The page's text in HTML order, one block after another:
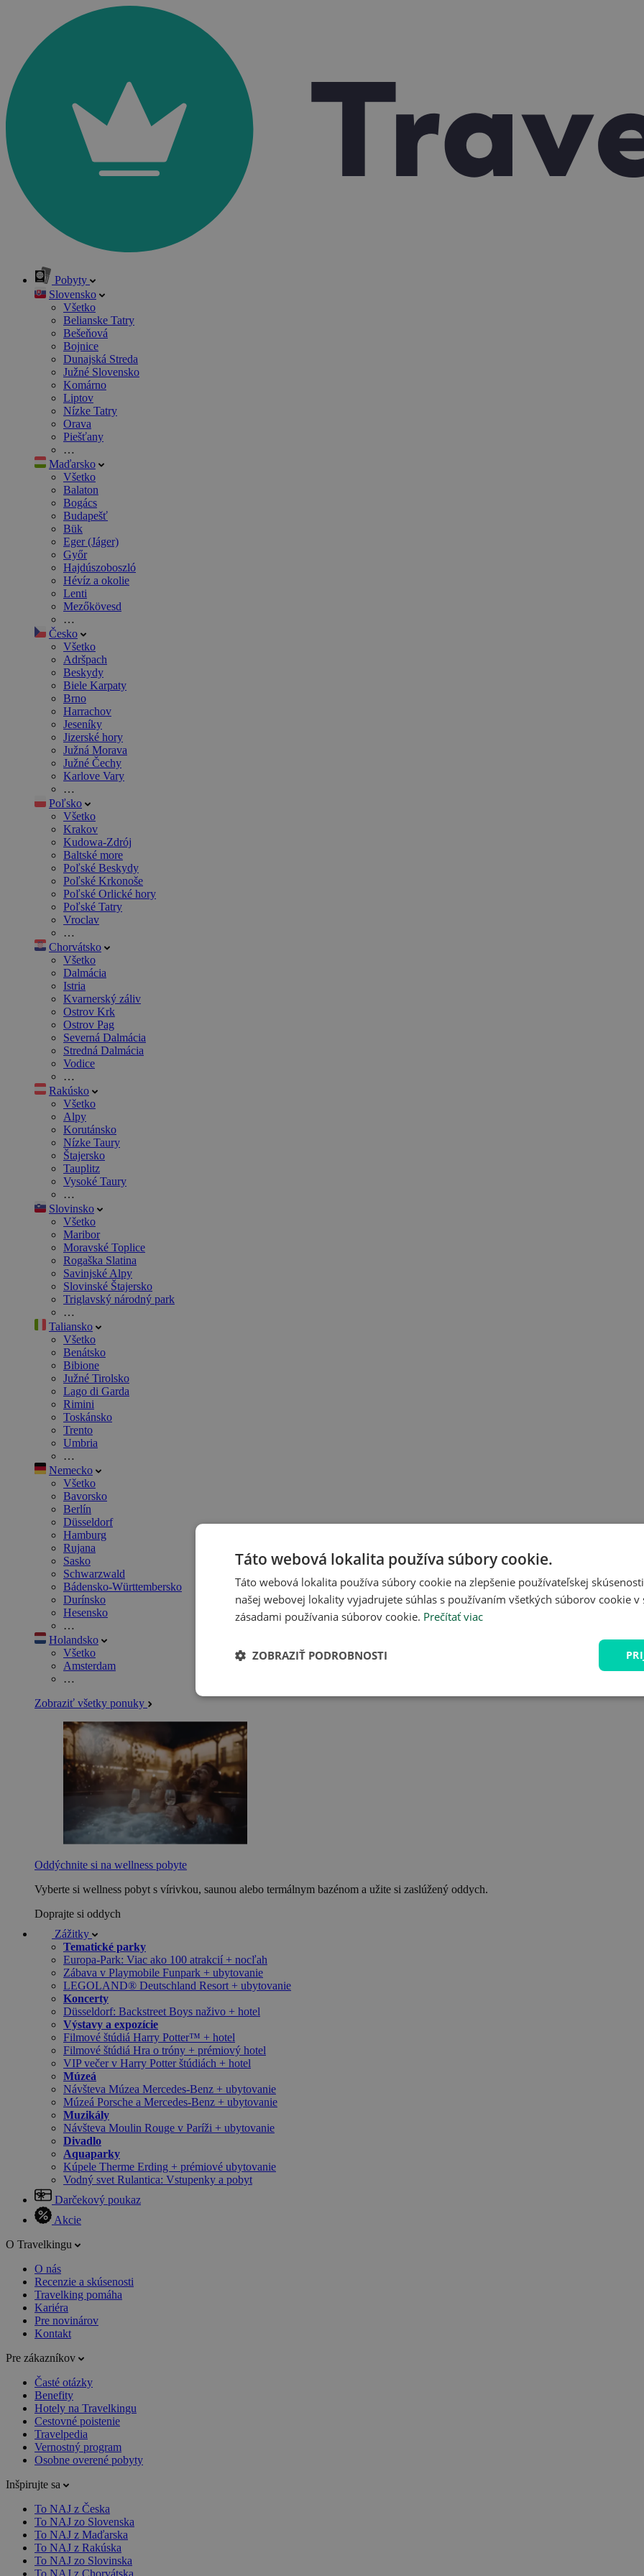
Pobyty
Slovensko
Všetko
Belianske Tatry
Bešeňová
Bojnice
Dunajská Streda
Južné Slovensko
Komárno
Liptov
Nízke Tatry
Orava
Piešťany
…
Maďarsko
Všetko
Balaton
Bogács
Budapešť
Bük
Eger (Jáger)
Győr
Hajdúszoboszló
Hévíz a okolie
Lenti
Mezőkövesd
…
Česko
Všetko
Adršpach
Beskydy
Biele Karpaty
Brno
Harrachov
Jeseníky
Jizerské hory
Južná Morava
Južné Čechy
Karlove Vary
…
Poľsko
Všetko
Krakov
Kudowa-Zdrój
Baltské more
Poľské Beskydy
Poľské Krkonoše
Poľské Orlické hory
Poľské Tatry
Vroclav
…
Chorvátsko
Všetko
Dalmácia
Istria
Kvarnerský záliv
Ostrov Krk
Ostrov Pag
Severná Dalmácia
Stredná Dalmácia
Vodice
…
Rakúsko
Všetko
Alpy
Korutánsko
Nízke Taury
Štajersko
Tauplitz
Vysoké Taury
…
Slovinsko
Všetko
Maribor
Moravské Toplice
Rogaška Slatina
Savinjské Alpy
Slovinské Štajersko
Triglavský národný park
…
Taliansko
Všetko
Benátsko
Bibione
Južné Tirolsko
Lago di Garda
Rimini
Toskánsko
Trento
Umbria
…
Nemecko
Všetko
Bavorsko
Berlín
Düsseldorf
Hamburg
Rujana
Sasko
Schwarzwald
Bádensko-Württembersko
Durínsko
Hesensko
…
Holandsko
Všetko
Amsterdam
…
Zobraziť všetky ponuky
Oddýchnite si na wellness pobyte
Vyberte si wellness pobyt s vírivkou, saunou alebo termálnym bazénom a užite si zaslúžený oddych.
Doprajte si oddych
Zážitky
Tematické parky
Europa-Park: Viac ako 100 atrakcií + nocľah
Zábava v Playmobile Funpark + ubytovanie
LEGOLAND® Deutschland Resort + ubytovanie
Koncerty
Düsseldorf: Backstreet Boys naživo + hotel
Výstavy a expozície
Filmové štúdiá Harry Potter™ + hotel
Filmové štúdiá Hra o tróny + prémiový hotel
VIP večer v Harry Potter štúdiách + hotel
Múzeá
Návšteva Múzea Mercedes-Benz + ubytovanie
Múzeá Porsche a Mercedes-Benz + ubytovanie
Muzikály
Návšteva Moulin Rouge v Paríži + ubytovanie
Divadlo
Aquaparky
Kúpele Therme Erding + prémiové ubytovanie
Vodný svet Rulantica: Vstupenky a pobyt
Darčekový poukaz
Akcie
O Travelkingu
O nás
Recenzie a skúsenosti
Travelking pomáha
Kariéra
Pre novinárov
Kontakt
Pre zákazníkov
Časté otázky
Benefity
Hotely na Travelkingu
Cestovné poistenie
Travelpedia
Vernostný program
Osobne overené pobyty
Inšpirujte sa
To NAJ z Česka
To NAJ zo Slovenska
To NAJ z Maďarska
To NAJ z Rakúska
To NAJ zo Slovinska
To NAJ z Chorvátska
Táto webová lokalita používa súbory cookie.
Táto webová lokalita používa súbory cookie na zlepšenie používateľskej
našej webovej lokality vyjadrujete súhlas s používaním všetkých súborov cookie v
zásadami používania súborov cookie. Prečítať viac
ZOBRAZIŤ PODROBNOSTI